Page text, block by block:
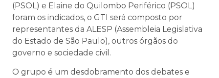
(PSOL) e Elaine do Quilombo Periférico (PSOL)
foram os indicados, o GTI será composto por
representantes da ALESP (Assembleia Legislativa
do Estado de São Paulo), outros órgãos do
governo e sociedade civil.
O grupo é um desdobramento dos debates e